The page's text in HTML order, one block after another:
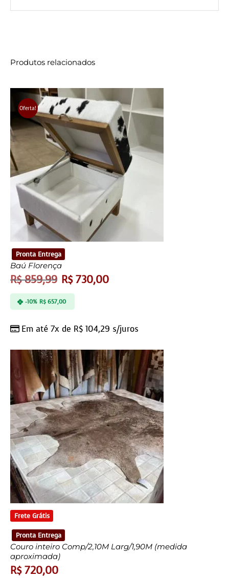
Produtos relacionados
Oferta!
Pronta Entrega
Baú Florença
R$859,99 R$730,00
Em até 7x de R$ 104,29 s/juros
-10% R$657,00
Frete Grátis
Pronta Entrega
Couro inteiro Comp/2,10M Larg/1,90M (medida
aproximada)
R$720,00